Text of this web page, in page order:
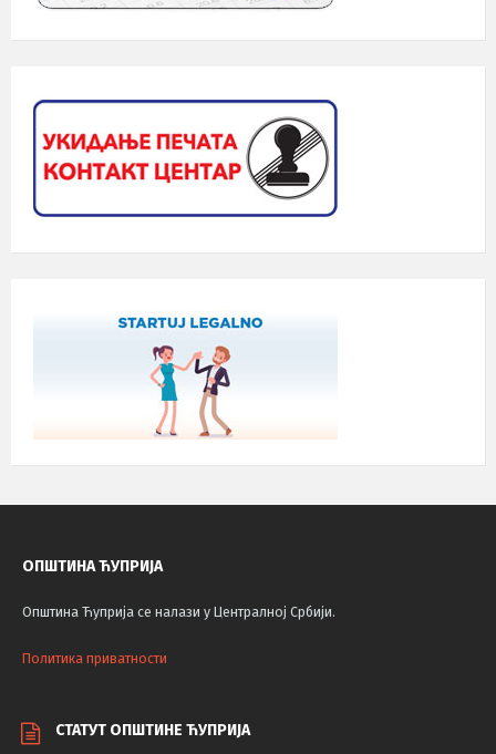
ОПШТИНА ЋУПРИЈА
Општина Ћуприја се налази у Централној Србији.
Политика приватности
СТАТУТ ОПШТИНЕ ЋУПРИЈА